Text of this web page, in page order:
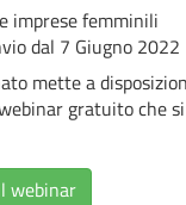
imprese femminili
dal 7 Giugno 2022
mette a
gratuito che
webinar